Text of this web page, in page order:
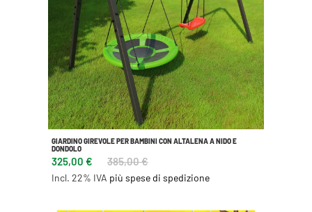
GIARDINO GIREVOLE PER BAMBINI CON ALTALENA A NIDO E
DONDOLO
325,00 € 385,00 €
Incl. 22% IVA più spese di spedizione